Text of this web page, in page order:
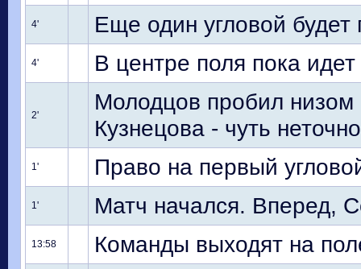
4' Еще один угловой будет
4' В центре поля пока
2'
Молодцов пробил низом
Кузнецова - чуть
1' Право на первый
1' Матч начался. Вперед,
13:58 Команды выходят на